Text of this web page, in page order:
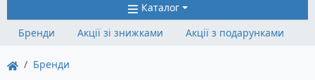
Каталог
Бренди
Акції зі знижками Акції з подарунками
Бренди